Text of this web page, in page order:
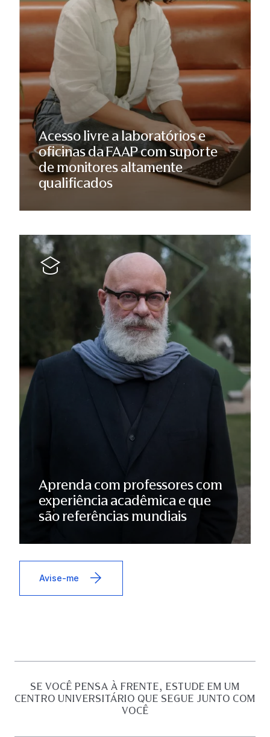
Acesso livre a laboratórios e
oficinas da FAAP com suporte
de monitores altamente
qualificados
Aprenda com professores com
experiência acadêmica e que
são referências mundiais
Avise-me
SE VOCÊ PENSA À FRENTE, ESTUDE EM UM
CENTRO UNIVERSITÁRIO QUE SEGUE JUNTO COM
VOCÊ